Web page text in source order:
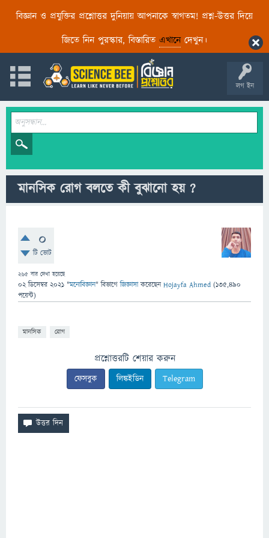
বিজ্ঞান ও প্রযুক্তির প্রশ্নোত্তর দুনিয়ায় আপনাকে স্বাগতম! প্রশ্ন-উত্তর দিয়ে
জিতে নিন পুরস্কার, বিস্তারিত এখানেদেখুন।
লগ ইন
মানসিক রোগ বলতে কী বুঝানো হয় ?
0
টি ভোট
265 বার দেখা হয়েছে
02 ডিসেম্বর 2021 "মনোবিজ্ঞান" বিভাগে জিজ্ঞাসাকরেছেনHojayfa Ahmed (135,490
পয়েন্ট)
মানসিক রোগ
প্রশ্নোত্তরটি শেয়ার করুন
ফেসবুক লিঙ্কইডিন Telegram